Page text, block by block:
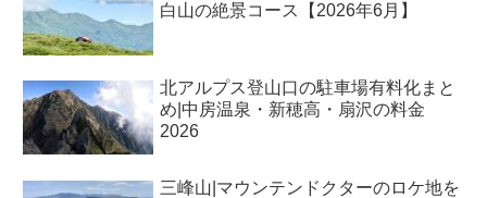
白山の絶景コース【2026年6月】
北アルプス登山口の駐車場有料化まと
め|中房温泉・新穂高・扇沢の料金
2026
三峰山|マウンテンドクターのロケ地を